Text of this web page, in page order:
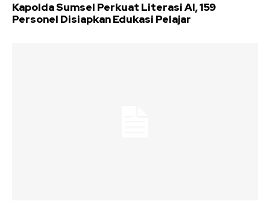
Kapolda Sumsel Perkuat Literasi AI, 159
Personel Disiapkan Edukasi Pelajar